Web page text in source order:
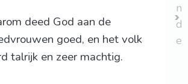
deed God aan de
goed, en het volk
talrijk en zeer machtig.
n
d
e